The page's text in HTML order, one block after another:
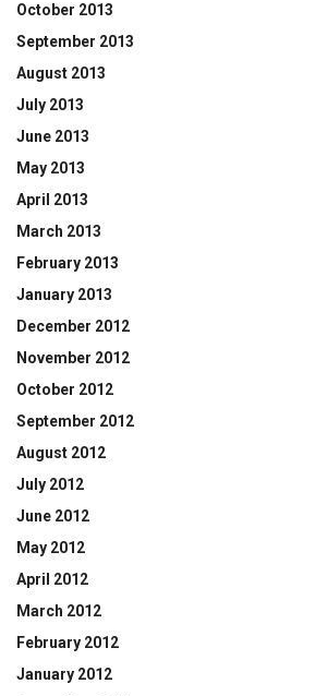
October 2013
September 2013
August 2013
July 2013
June 2013
May 2013
April 2013
March 2013
February 2013
January 2013
December 2012
November 2012
October 2012
September 2012
August 2012
July 2012
June 2012
May 2012
April 2012
March 2012
February 2012
January 2012